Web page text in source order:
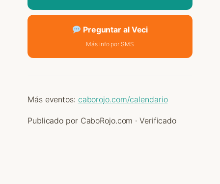
Preguntar al Veci
Más info por SMS
Más eventos: caborojo.com/calendario
Publicado por CaboRojo.com · Verificado